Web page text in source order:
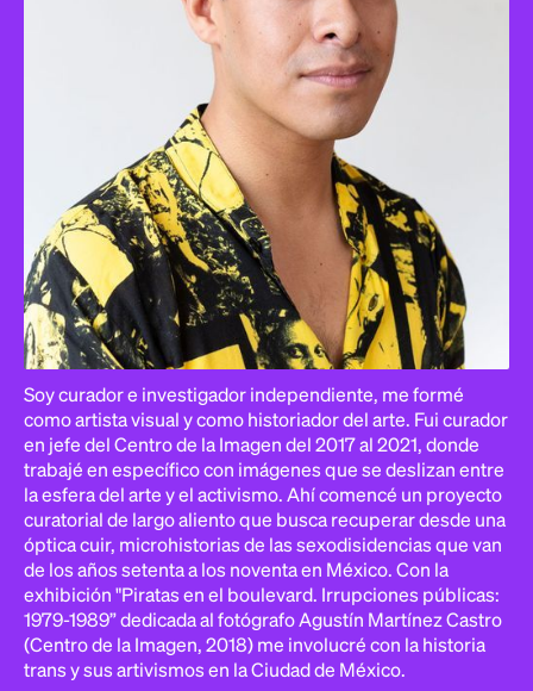
Soy curador e investigador independiente, me formé
como artista visual y como historiador del arte. Fui curador
en jefe del Centro de la Imagen del 2017 al 2021, donde
trabajé en específico con imágenes que se deslizan entre
la esfera del arte y el activismo. Ahí comencé un proyecto
curatorial de largo aliento que busca recuperar desde una
óptica cuir, microhistorias de las sexodisidencias que van
de los años setenta a los noventa en México. Con la
exhibición "Piratas en el boulevard. Irrupciones públicas:
1979-1989” dedicada al fotógrafo Agustín Martínez Castro
(Centro de la Imagen, 2018) me involucré con la historia
trans y sus artivismos en la Ciudad de México.